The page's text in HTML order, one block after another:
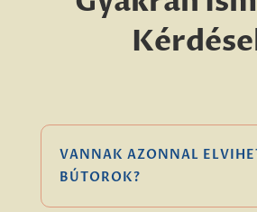
VANNAK AZONNAL
BÚTOROK?